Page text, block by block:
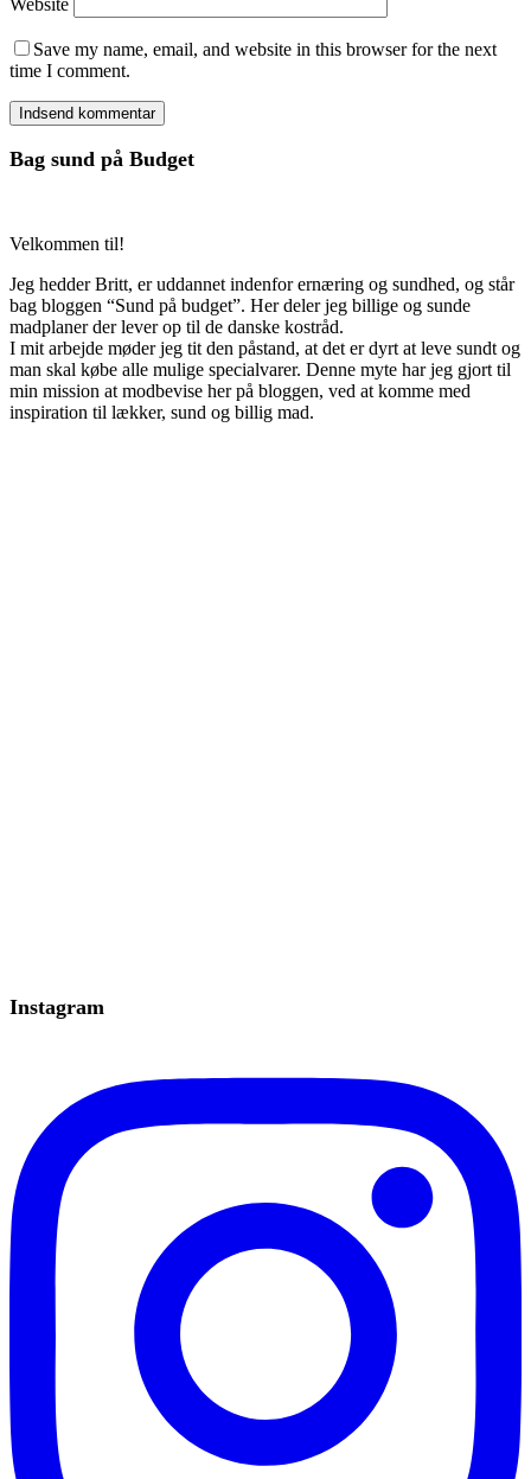
Website
Save my name, email, and website in this browser for the next
time I comment.
Bag sund på Budget
Velkommen til!
Jeg hedder Britt, er uddannet indenfor ernæring og sundhed, og står
bag bloggen “Sund på budget”. Her deler jeg billige og sunde
madplaner der lever op til de danske kostråd.
I mit arbejde møder jeg tit den påstand, at det er dyrt at leve sundt og
man skal købe alle mulige specialvarer. Denne myte har jeg gjort til
min mission at modbevise her på bloggen, ved at komme med
inspiration til lækker, sund og billig mad.
Instagram